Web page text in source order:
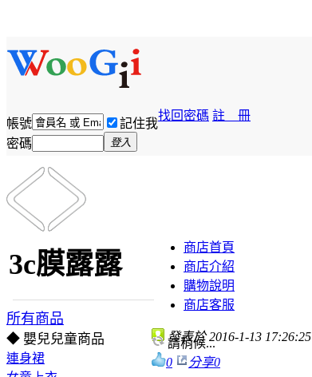
帳號 記住我
找回密碼 註 冊
密碼 登入
3c膜露露
所有商品
◆ 嬰兒兒童商品
連身裙
商店首頁
商店介紹
購物說明
商店客服
發表於 2016-1-13 17:26:25
請稍候...
0
分享0